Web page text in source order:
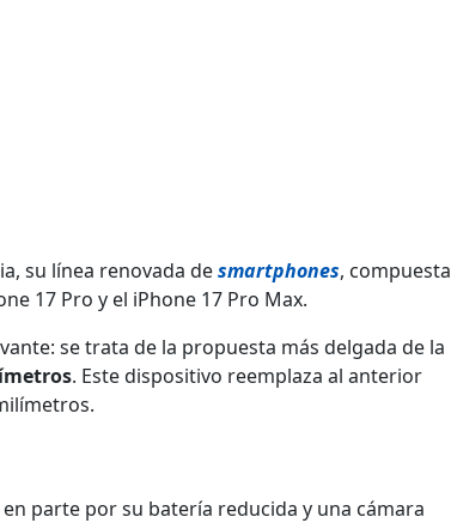
su línea renovada desmartphones, compuesta
17 Pro y el iPhone 17 Pro Max.
se trata de la propuesta más delgada de la
. Este dispositivo reemplaza al anterior
parte por su batería reducida y una cámara